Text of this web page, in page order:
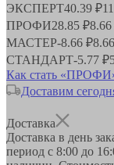
ЭКСПЕРТ40.39 ₽
ПРОФИ28.85 ₽
МАСТЕР-8.66 ₽
СТАНДАРТ-5.77 ₽
Как стать
Доставим
Доставка
Доставка в день
период с 8:00 до